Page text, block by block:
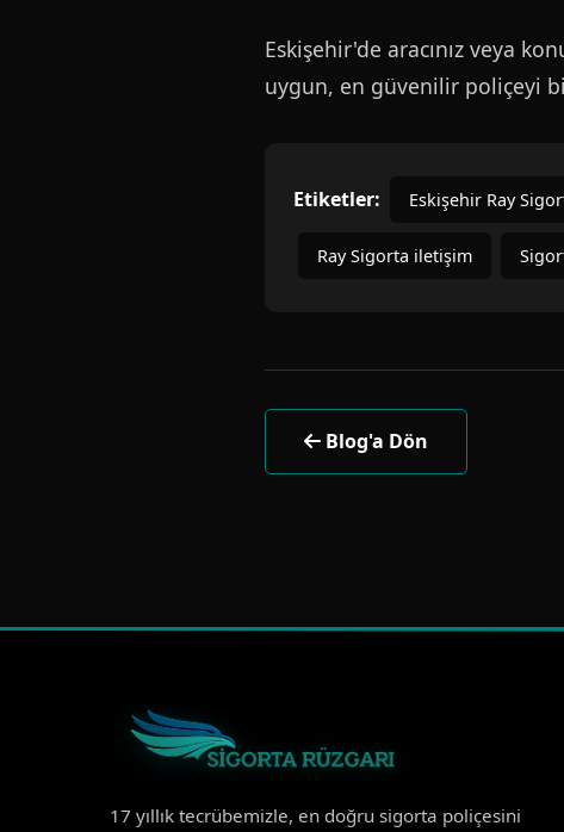
Eskişehir'de aracınız veya
uygun, en güvenilir poliçeyi
Etiketler: Eskişehir Ray
Ray Sigorta iletişim
Blog'a Dön
17 yıllık tecrübemizle, en doğru sigorta poliçesini